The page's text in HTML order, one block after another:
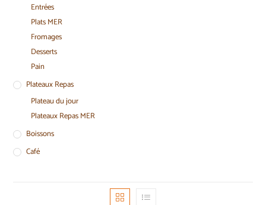
Entrées
Plats MER
Fromages
Desserts
Pain
Plateaux Repas
Plateau du jour
Plateaux Repas MER
Boissons
Café